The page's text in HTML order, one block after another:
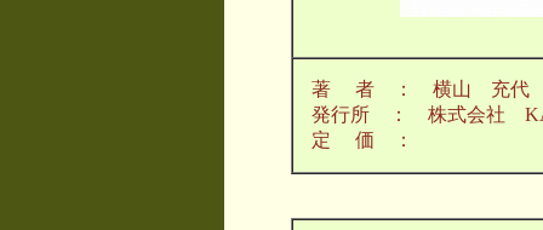
著 者 ： 横山 充代
発行所 ： 株式会社
定 価 ：